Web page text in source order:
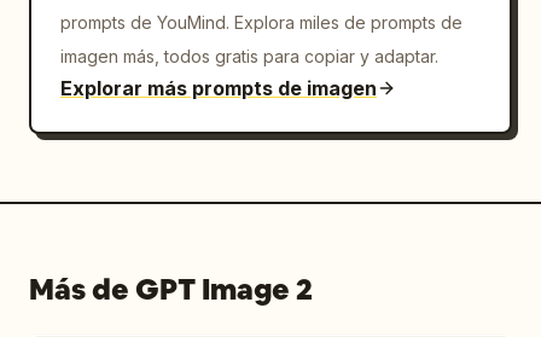
prompts de YouMind. Explora miles de prompts de
imagen más, todos gratis para copiar y adaptar.
Explorar más prompts de imagen
Más de GPT Image 2